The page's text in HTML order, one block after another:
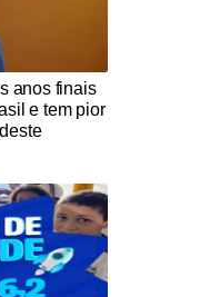
anos finais
e tem pior